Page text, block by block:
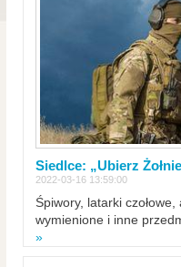
Siedlce: „Ubierz
2022-03-16 13:59:00
Śpiwory, latarki
wymienione i inne
»